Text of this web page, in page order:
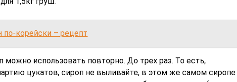
по-корейски – рецепт
можно использовать повторно. До трех раз. То есть,
цукатов, сироп не выливайте, в этом же самом сиропе